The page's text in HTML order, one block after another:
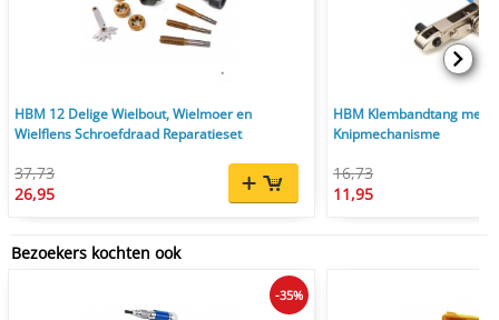
HBM 12 Delige Wielbout, Wielmoer en
Wielflens Schroefdraad Reparatieset
37,73
26,95
HBM Klembandtang met
Knipmechanisme
16,73
11,95
Bezoekers kochten ook
-35%